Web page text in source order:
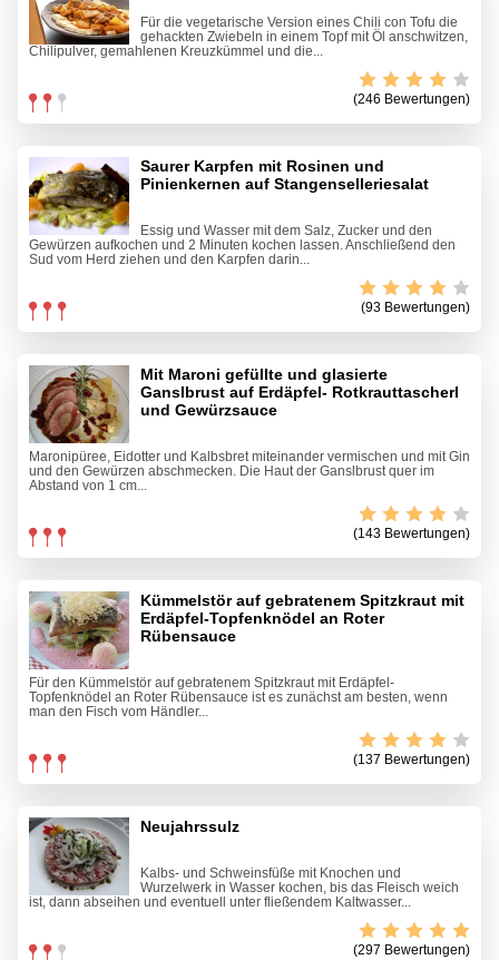
Für die vegetarische Version eines Chili con Tofu die
gehackten Zwiebeln in einem Topf mit Öl anschwitzen,
Chilipulver, gemahlenen Kreuzkümmel und die...
(246 Bewertungen)
Saurer Karpfen mit Rosinen und
Pinienkernen auf Stangenselleriesalat
Essig und Wasser mit dem Salz, Zucker und den
Gewürzen aufkochen und 2 Minuten kochen lassen. Anschließend den
Sud vom Herd ziehen und den Karpfen darin...
(93 Bewertungen)
Mit Maroni gefüllte und glasierte
Ganslbrust auf Erdäpfel- Rotkrauttascherl
und Gewürzsauce
Maronipüree, Eidotter und Kalbsbret miteinander vermischen und mit Gin
und den Gewürzen abschmecken. Die Haut der Ganslbrust quer im
Abstand von 1 cm...
(143 Bewertungen)
Kümmelstör auf gebratenem Spitzkraut mit
Erdäpfel-Topfenknödel an Roter
Rübensauce
Für den Kümmelstör auf gebratenem Spitzkraut mit Erdäpfel-
Topfenknödel an Roter Rübensauce ist es zunächst am besten, wenn
man den Fisch vom Händler...
(137 Bewertungen)
Neujahrssulz
Kalbs- und Schweinsfüße mit Knochen und
Wurzelwerk in Wasser kochen, bis das Fleisch weich
ist, dann abseihen und eventuell unter fließendem Kaltwasser...
(297 Bewertungen)